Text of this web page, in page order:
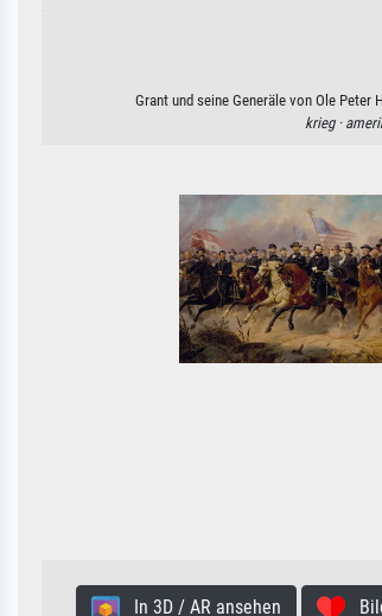
Grant und seine Generäle von Ole Peter
krieg ·
In 3D / AR ansehen Bild